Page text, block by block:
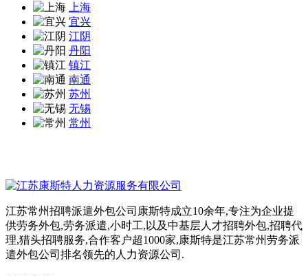
上海
宜兴
江阴
丹阳
镇江
南通
苏州
无锡
常州
江苏常州招聘派遣外包公司康斯特成立10余年,专注为企业提
供劳务外包,劳务派遣,小时工,以及中基层人才招聘外包,招聘代
理,猎头招聘服务,合作客户超1000家,康斯特是江苏常州劳务派
遣外包公司排名领先的人力资源公司.